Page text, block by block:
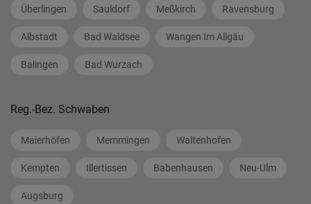
Überlingen Sauldorf Meßkirch Ravensburg
Albstadt Bad Waldsee Wangen Im Allgäu
Balingen Bad Wurzach
Reg.-Bez. Schwaben
Maierhöfen Memmingen Waltenhofen
Kempten Illertissen Babenhausen Neu-Ulm
Augsburg